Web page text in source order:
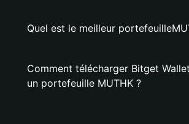
Quel est le meilleur
Comment télécharger Bitget
un portefeuille MUTHK ?